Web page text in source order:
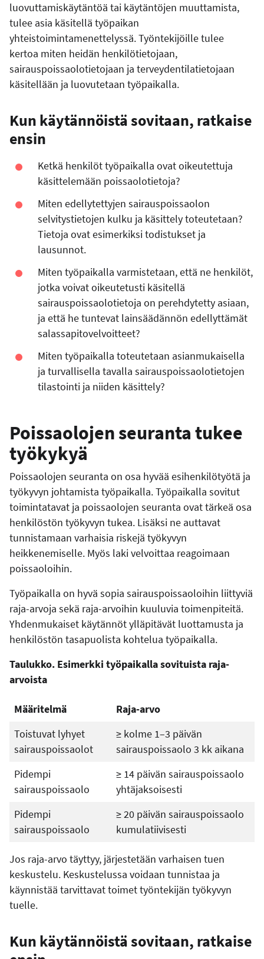
luovuttamiskäytäntöä tai käytäntöjen muuttamista,
tulee asia käsitellä työpaikan
yhteistoimintamenettelyssä. Työntekijöille tulee
kertoa miten heidän henkilötietojaan,
sairauspoissaolotietojaan ja terveydentilatietojaan
käsitellään ja luovutetaan työpaikalla.
Kun käytännöistä sovitaan, ratkaise
ensin
Ketkä henkilöt työpaikalla ovat oikeutettuja
käsittelemään poissaolotietoja?
Miten edellytettyjen sairauspoissaolon
selvitystietojen kulku ja käsittely toteutetaan?
Tietoja ovat esimerkiksi todistukset ja
lausunnot.
Miten työpaikalla varmistetaan, että ne henkilöt,
jotka voivat oikeutetusti käsitellä
sairauspoissaolotietoja on perehdytetty asiaan,
ja että he tuntevat lainsäädännön edellyttämät
salassapitovelvoitteet?
Miten työpaikalla toteutetaan asianmukaisella
ja turvallisella tavalla sairauspoissaolotietojen
tilastointi ja niiden käsittely?
Poissaolojen seuranta tukee
työkykyä
Poissaolojen seuranta on osa hyvää esihenkilötyötä ja
työkyvyn johtamista työpaikalla. Työpaikalla sovitut
toimintatavat ja poissaolojen seuranta ovat tärkeä osa
henkilöstön työkyvyn tukea. Lisäksi ne auttavat
tunnistamaan varhaisia riskejä työkyvyn
heikkenemiselle. Myös laki velvoittaa reagoimaan
poissaoloihin.
Työpaikalla on hyvä sopia sairauspoissaoloihin liittyviä
raja-arvoja sekä raja-arvoihin kuuluvia toimenpiteitä.
Yhdenmukaiset käytännöt ylläpitävät luottamusta ja
henkilöstön tasapuolista kohtelua työpaikalla.
Taulukko. Esimerkki työpaikalla sovituista raja-
arvoista
Määritelmä
Raja-arvo
Toistuvat lyhyet
sairauspoissaolot
≥ kolme 1–3 päivän
sairauspoissaolo 3 kk aikana
Pidempi
sairauspoissaolo
≥ 14 päivän sairauspoissaolo
yhtäjaksoisesti
Pidempi
sairauspoissaolo
≥ 20 päivän sairauspoissaolo
kumulatiivisesti
Jos raja-arvo täyttyy, järjestetään varhaisen tuen
keskustelu. Keskustelussa voidaan tunnistaa ja
käynnistää tarvittavat toimet työntekijän työkyvyn
tuelle.
Kun käytännöistä sovitaan, ratkaise